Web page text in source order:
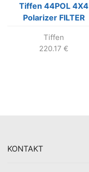
Tiffen 44POL 4X4
Polarizer FILTER
Tiffen
220.17€
KONTAKT